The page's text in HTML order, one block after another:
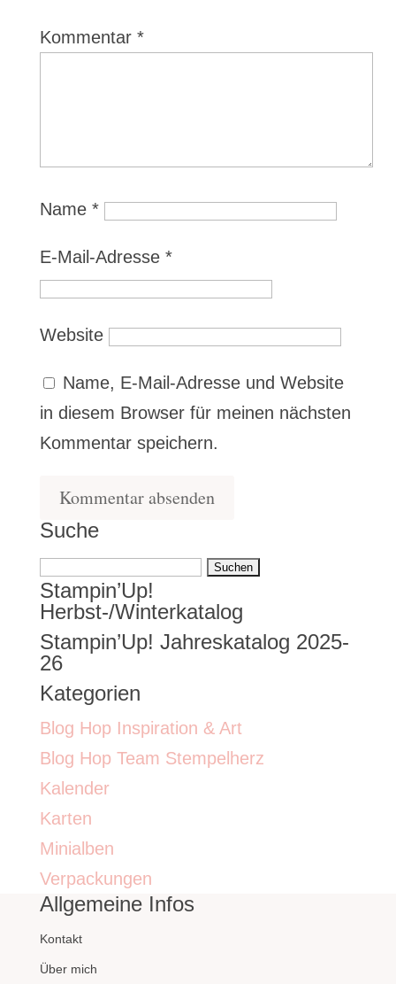
Kommentar *
Name *
E-Mail-Adresse *
Website
Name, E-Mail-Adresse und Website
in diesem Browser für meinen nächsten
Kommentar speichern.
Suche
Suchen
nach:
Stampin’Up!
Herbst-/Winterkatalog
Stampin’Up! Jahreskatalog 2025-
26
Kategorien
Blog Hop Inspiration & Art
Blog Hop Team Stempelherz
Kalender
Karten
Minialben
Verpackungen
Allgemeine Infos
Kontakt
Über mich